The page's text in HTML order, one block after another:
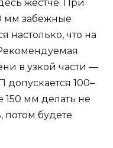
жёстче. При
забежные
настолько, что на
в узкой части —
100–
мм делать не
потом будете